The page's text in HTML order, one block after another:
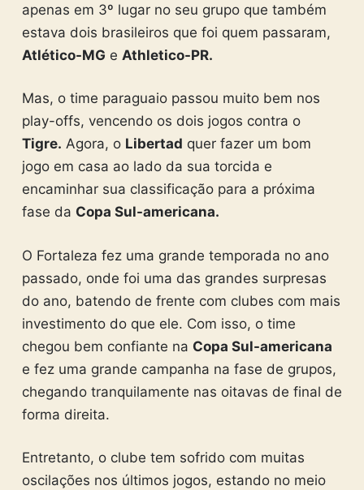
apenas em 3º lugar no seu grupo que também
estava dois brasileiros que foi quem passaram,
Atlético-MG e Athletico-PR.
Mas, o time paraguaio passou muito bem nos
play-offs, vencendo os dois jogos contra o
Tigre. Agora, o Libertad quer fazer um bom
jogo em casa ao lado da sua torcida e
encaminhar sua classificação para a próxima
fase da Copa Sul-americana.
O Fortaleza fez uma grande temporada no ano
passado, onde foi uma das grandes surpresas
do ano, batendo de frente com clubes com mais
investimento do que ele. Com isso, o time
chegou bem confiante na Copa Sul-americana
e fez uma grande campanha na fase de grupos,
chegando tranquilamente nas oitavas de final de
forma direita.
Entretanto, o clube tem sofrido com muitas
oscilações nos últimos jogos, estando no meio